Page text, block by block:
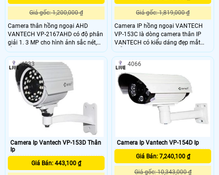
Giá gốc: 1,200,000 ₫
Camera thân hồng ngoại AHD
VANTECH VP-2167AHD có độ phân
giải 1. 3 MP cho hình ảnh sắc nét,
Ống kính: 4mm (Tùy chọn 6mm,
8mm, 12mm). Số đèn hồng ngoại: 4
đèn Array LED. Tầm quan sát hồng
ngoại: 30-40m, hỗ trợ chuẩn IP67
chống bụi bẩn, thời tiết khi lắp đặt ở
các khu vực bên trong và ngoài trời
tại văn phòng, nhà riêng, shop, cửa
Giá gốc: 1,819,000 ₫
Camera IP hồng ngoại VANTECH
VP-153C là dòng camera thân IP
VANTECH có kiểu dáng đẹp mắt
mẫu mã thu hút khách hàng và có
tính ổn định cao, dễ dàng lắp đặt và
sử dụng, phù hợp lắp đặt camera
cho văn phòng, nhà dân, các khu
chung cư, siêu thị… Đầu ghi hình
Camera IP hồng ngoại VANTECH
VP-153C tương thích chung với đầu
ghi CAMERA IP với nhiều hãng khác
như: ZEISIC, HDPARAGON,
QUESTEK, KEEPER, GOLDEYE,
AXIS, PANASONIC, VIVOTEK,
AVTECH V.V…
Camera Ip Vantech VP-153D Thân
Ip
Giá Bán: 443,100 ₫
4033
Camera Ip Vantech VP-154D Ip
Giá Bán: 7,240,100 ₫
Giá gốc: 10,343,000 ₫
4066